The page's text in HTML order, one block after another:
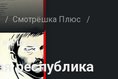
/ Смотрёшка Плюс /
республика